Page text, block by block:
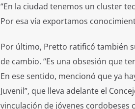
“En la ciudad tenemos un cluster
Por esa vía exportamos
Por último, Pretto ratificó también
de cambio. “Es una obsesión que
En ese sentido, mencionó que ya
Juvenil”, que lleva adelante el
vinculación de jóvenes cordobeses